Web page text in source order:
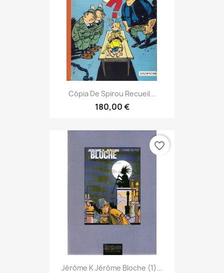
Cópia De Spirou Recueil...
180,00 €
Jérôme K Jérôme Bloche (1)...
favorite_border